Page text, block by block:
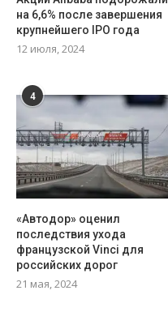
на 6,6% после завершения
крупнейшего IPO года
12 июля, 2024
4
«Автодор» оценил
последствия ухода
французской Vinci для
российских дорог
21 мая, 2024